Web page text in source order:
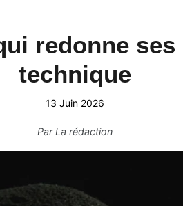
redonne
technique
13 Juin 2026
ParLa rédaction